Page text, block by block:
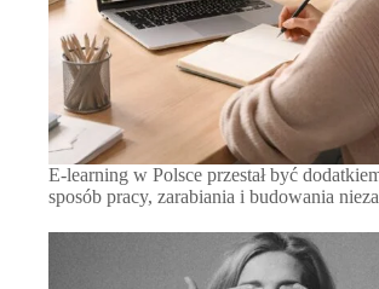
E-learning w Polsce przestał być
sposób pracy, zarabiania i budowania